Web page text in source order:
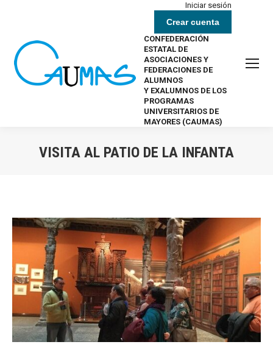
Iniciar sesión
Crear cuenta
CONFEDERACIÓN
ESTATAL DE
ASOCIACIONES Y
FEDERACIONES DE
ALUMNOS
Y EXALUMNOS DE LOS
PROGRAMAS
UNIVERSITARIOS DE
MAYORES (CAUMAS)
VISITA AL PATIO DE LA INFANTA